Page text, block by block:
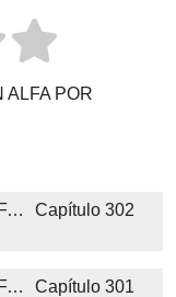
ALFA POR
EMBARAZADA DE UN ALFA POR ACCIDENTE Capítulo 302
EMBARAZADA DE UN ALFA POR ACCIDENTE Capítulo 301